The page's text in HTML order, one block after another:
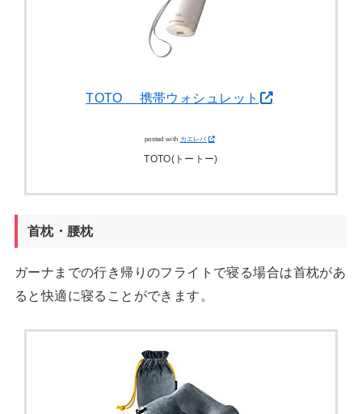
TOTO 携帯ウォシュレット
posted with カエレバ
TOTO(トートー)
首枕・腰枕
ガーナまでの行き帰りのフライトで寝る場合は首枕があ
ると快適に寝ることができます。